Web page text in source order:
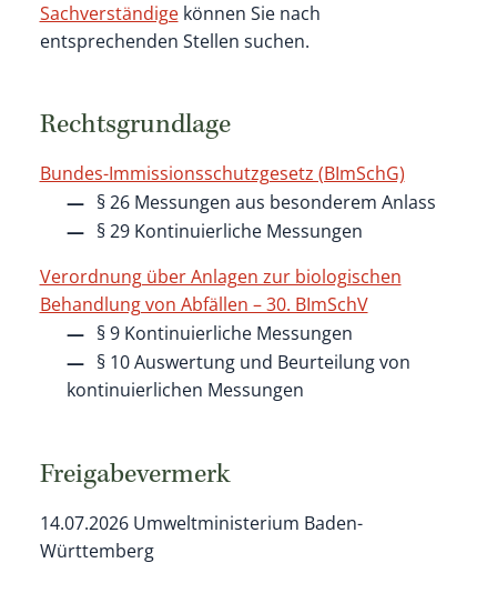
Sachverständigekönnen Sie nach
entsprechenden Stellen suchen.
Rechtsgrundlage
Bundes-Immissionsschutzgesetz (BImSchG)
§ 26 Messungen aus besonderem Anlass
§ 29 Kontinuierliche Messungen
Verordnung über Anlagen zur biologischen
Behandlung von Abfällen – 30. BImSchV
§ 9 Kontinuierliche Messungen
§ 10 Auswertung und Beurteilung von
kontinuierlichen Messungen
Freigabevermerk
14.07.2026 Umweltministerium Baden-
Württemberg